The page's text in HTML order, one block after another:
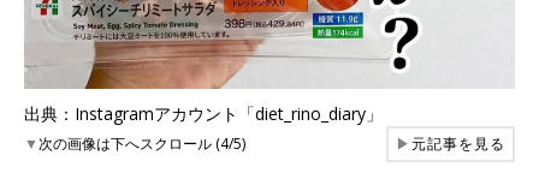
出典：Instagramアカウント「diet_rino_diary」
▼次の画像は下へスクロール (4/5) ▶元記事を見る